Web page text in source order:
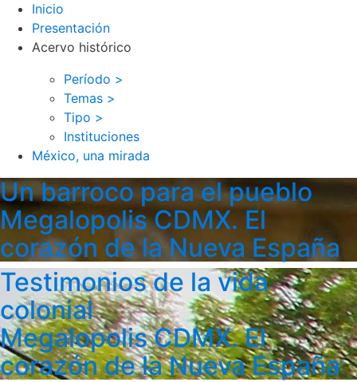
Inicio
Presentación
Acervo histórico
Período >
Temas >
Tipo >
Instituciones
México, una mirada
Un barroco para el pueblo
Megalopolis CDMX. El
corazón de la Nueva España
Testimonios de la vida
colonial
Megalopolis CDMX. El
corazón de la Nueva España